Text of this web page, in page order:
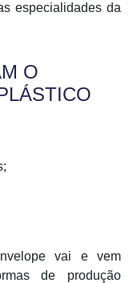
especialidades da
O
vai e vem
de produção